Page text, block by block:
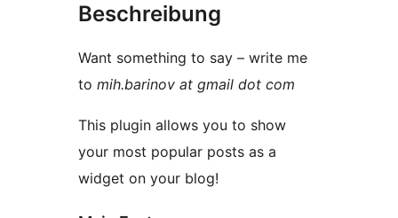
Beschreibung
Want something to say – write me
to mih.barinov at gmail dot com
This plugin allows you to show
your most popular posts as a
widget on your blog!